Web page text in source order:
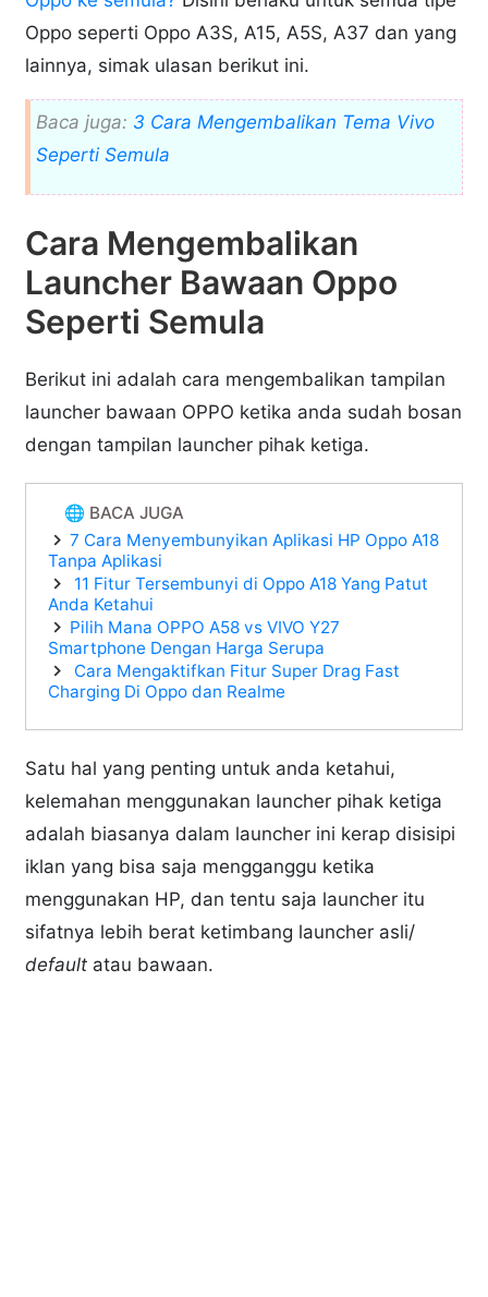
Oppo seperti Oppo A3S, A15, A5S, A37 dan yang
lainnya, simak ulasan berikut ini.
Baca juga: 3 Cara Mengembalikan Tema Vivo
Seperti Semula
Cara Mengembalikan
Launcher Bawaan Oppo
Seperti Semula
Berikut ini adalah cara mengembalikan tampilan
launcher bawaan OPPO ketika anda sudah bosan
dengan tampilan launcher pihak ketiga.
🌐 BACA JUGA
7 Cara Menyembunyikan Aplikasi HP Oppo A18
Tanpa Aplikasi
11 Fitur Tersembunyi di Oppo A18 Yang Patut
Anda Ketahui
Pilih Mana OPPO A58 vs VIVO Y27
Smartphone Dengan Harga Serupa
Cara Mengaktifkan Fitur Super Drag Fast
Charging Di Oppo dan Realme
Satu hal yang penting untuk anda ketahui,
kelemahan menggunakan launcher pihak ketiga
adalah biasanya dalam launcher ini kerap disisipi
iklan yang bisa saja mengganggu ketika
menggunakan HP, dan tentu saja launcher itu
sifatnya lebih berat ketimbang launcher asli/
default atau bawaan.